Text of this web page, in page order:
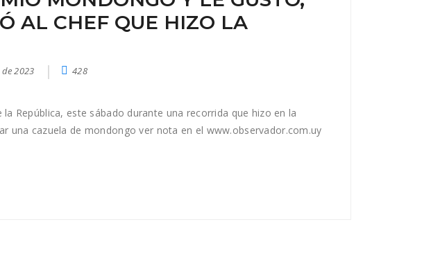
AL CHEF QUE HIZO LA
2023 428
República, este sábado durante una recorrida que hizo en la
una cazuela de mondongo ver nota en el www.observador.com.uy